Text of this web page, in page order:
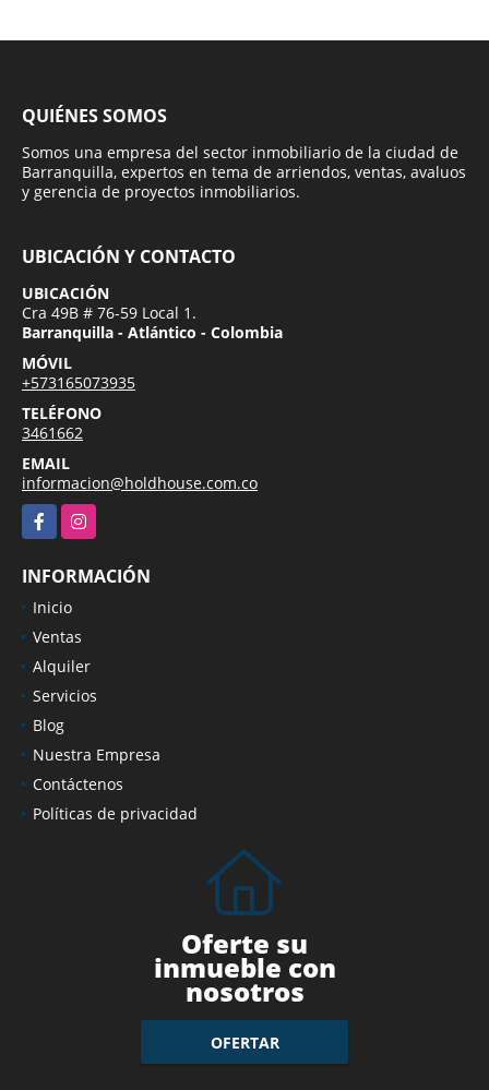
QUIÉNES SOMOS
Somos una empresa del sector inmobiliario de la ciudad de
Barranquilla, expertos en tema de arriendos, ventas, avaluos
y gerencia de proyectos inmobiliarios.
UBICACIÓN Y CONTACTO
UBICACIÓN
Cra 49B # 76-59 Local 1.
Barranquilla - Atlántico - Colombia
MÓVIL
+573165073935
TELÉFONO
3461662
EMAIL
informacion@holdhouse.com.co
FacebookInstagram
INFORMACIÓN
Inicio
Ventas
Alquiler
Servicios
Blog
Nuestra Empresa
Contáctenos
Políticas de privacidad
Oferte su
inmueble con
nosotros
OFERTAR